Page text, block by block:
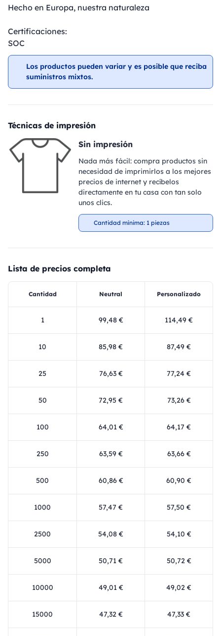
Hecho en Europa, nuestra naturaleza
Certificaciones:
SOC
Los productos pueden variar y es posible que reciba
suministros mixtos.
Técnicas de impresión
Sin impresión
Nada más fácil: compra productos sin
necesidad de imprimirlos a los mejores
precios de internet y recíbelos
directamente en tu casa con tan solo
unos clics.
Cantidad mínima: 1 piezas
Lista de precios completa
Cantidad Neutral Personalizado
1 99,48 € 114,49 €
10 85,98 € 87,49 €
25 76,63 € 77,24 €
50 72,95 € 73,26 €
100 64,01 € 64,17 €
250 63,59 € 63,66 €
500 60,86 € 60,90 €
1000 57,47 € 57,50 €
2500 54,08 € 54,10 €
5000 50,71 € 50,72 €
10000 49,01 € 49,02 €
15000 47,32 € 47,33 €